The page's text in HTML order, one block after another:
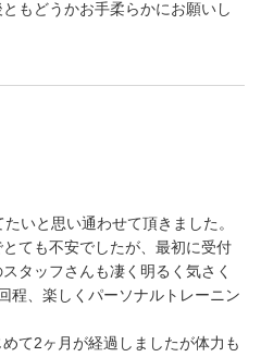
もどうかお手柔らかにお願いし
いと思い通わせて頂きました。
ても不安でしたが、最初に受付
タッフさんも凄く明るく気さく
程、楽しくパーソナルトレーニン
て2ヶ月が経過しましたが体力も